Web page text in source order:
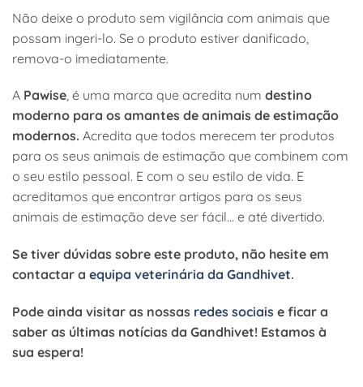
Não deixe o produto sem vigilância com animais que
possam ingeri-lo. Se o produto estiver danificado,
remova-o imediatamente.
A Pawise, é uma marca que acredita num destino
moderno para os amantes de animais de estimação
modernos. Acredita que todos merecem ter produtos
para os seus animais de estimação que combinem com
o seu estilo pessoal. E com o seu estilo de vida. E
acreditamos que encontrar artigos para os seus
animais de estimação deve ser fácil… e até divertido.
Se tiver dúvidas sobre este produto, não hesite em
contactar a equipa veterinária da Gandhivet.
Pode ainda visitar as nossas redes sociais e ficar a
saber as últimas notícias da Gandhivet! Estamos à
sua espera!